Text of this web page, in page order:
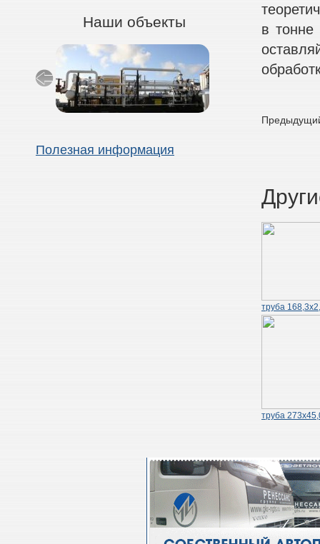
Наши объекты
Полезная информация
в
труба
труба